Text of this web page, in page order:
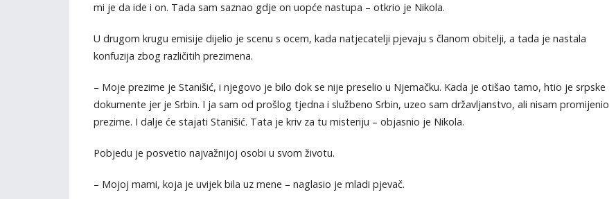
mi je da ide i on. Tada sam saznao gdje on uopće nastupa – otkrio je Nikola.
U drugom krugu emisije dijelio je scenu s ocem, kada natjecatelji pjevaju s članom obitelji, a tada je nastala
konfuzija zbog različitih prezimena.
– Moje prezime je Stanišić, i njegovo je bilo dok se nije preselio u Njemačku. Kada je otišao tamo, htio je srpske
dokumente jer je Srbin. I ja sam od prošlog tjedna i službeno Srbin, uzeo sam državljanstvo, ali nisam promijenio
prezime. I dalje će stajati Stanišić. Tata je kriv za tu misteriju – objasnio je Nikola.
Pobjedu je posvetio najvažnijoj osobi u svom životu.
– Mojoj mami, koja je uvijek bila uz mene – naglasio je mladi pjevač.